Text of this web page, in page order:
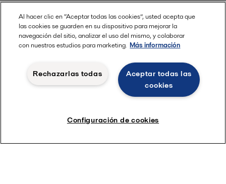
También podría interesarle...
Al hacer clic en “Aceptar todas las cookies”, usted acepta que
las cookies se guarden en su dispositivo para mejorar la
navegación del sitio, analizar el uso del mismo, y colaborar
con nuestros estudios para marketing. Más información
Aceptar todas las
cookies
Rechazarlas todas
Configuración de cookies